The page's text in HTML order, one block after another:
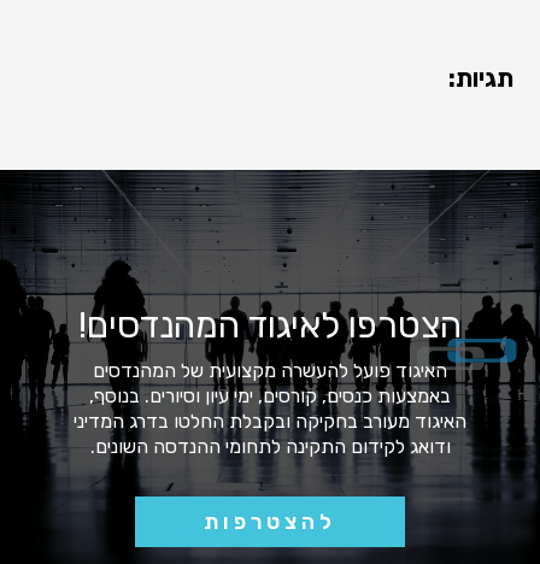
תגיות:
הצטרפו לאיגוד המהנדסים!
האיגוד פועל להעשרה מקצועית של המהנדסים
באמצעות כנסים, קורסים, ימי עיון וסיורים. בנוסף,
האיגוד מעורב בחקיקה ובקבלת החלטו בדרג המדיני
ודואג לקידום התקינה לתחומי ההנדסה השונים.
להצטרפות